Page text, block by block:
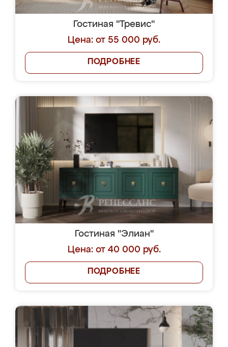
Гостиная "Тревис"
Цена: от 55 000 руб.
ПОДРОБНЕЕ
Гостиная "Элиан"
Цена: от 40 000 руб.
ПОДРОБНЕЕ